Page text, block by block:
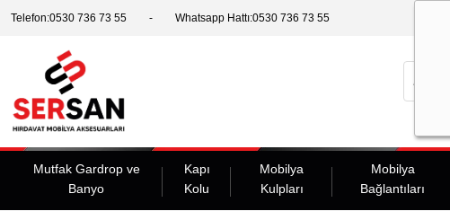
Telefon:0530 736 73 55 Whatsapp Hattı:0530 736 73 55
Mutfak Gardrop ve
Banyo
Kapı
Kolu
Mobilya
Kulpları
Mobilya
Bağlantıları